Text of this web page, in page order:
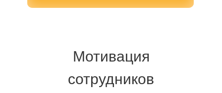
Мотивация
сотрудников